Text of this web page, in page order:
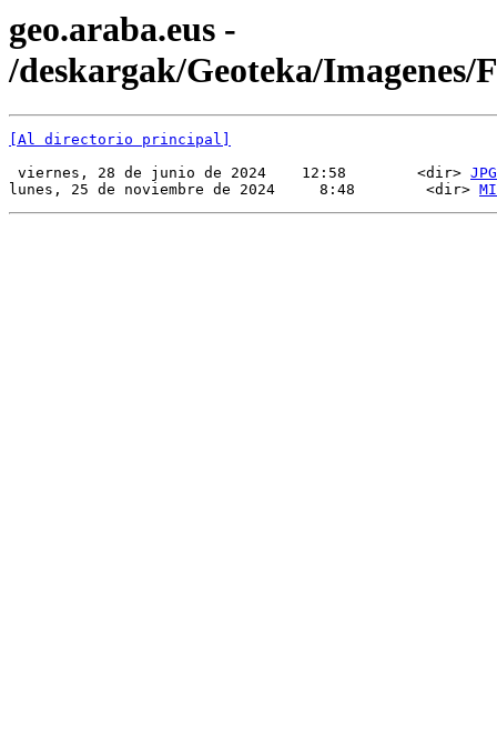
geo.araba.eus -
/deskargak/Geoteka/Imagenes/
[Al directorio principal]
viernes, 28 de junio de 2024    12:58        <dir> JPG
lunes, 25 de noviembre de 2024     8:48        <dir>